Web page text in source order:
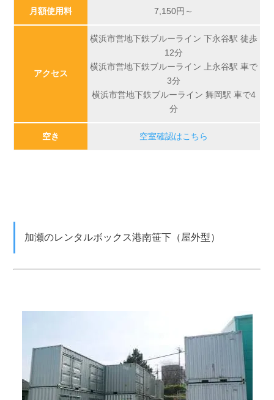
月額使用料 7,150円～
アクセス
横浜市営地下鉄ブルーライン 下永谷駅 徒歩
12分
横浜市営地下鉄ブルーライン 上永谷駅 車で
3分
横浜市営地下鉄ブルーライン 舞岡駅 車で4
分
空き 空室確認はこちら
加瀬のレンタルボックス港南笹下（屋外型）